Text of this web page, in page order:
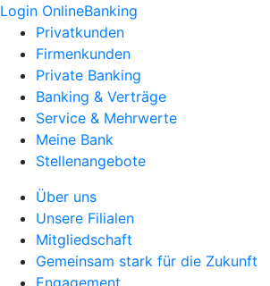
Login OnlineBanking
Privatkunden
Firmenkunden
Private Banking
Banking & Verträge
Service & Mehrwerte
Meine Bank
Stellenangebote
Über uns
Unsere Filialen
Mitgliedschaft
Gemeinsam stark für die Zukunft
Engagement